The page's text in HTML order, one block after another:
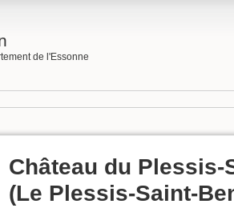
de l'Essonne
Château du Plessis-
(Le Plessis-Saint-